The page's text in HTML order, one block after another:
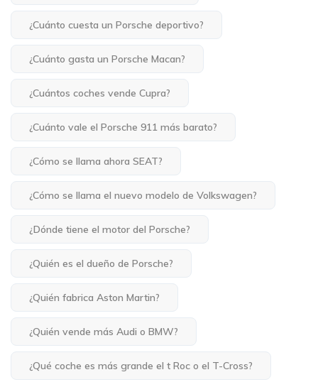
¿Cuánto cuesta un Porsche deportivo?
¿Cuánto gasta un Porsche Macan?
¿Cuántos coches vende Cupra?
¿Cuánto vale el Porsche 911 más barato?
¿Cómo se llama ahora SEAT?
¿Cómo se llama el nuevo modelo de Volkswagen?
¿Dónde tiene el motor del Porsche?
¿Quién es el dueño de Porsche?
¿Quién fabrica Aston Martin?
¿Quién vende más Audi o BMW?
¿Qué coche es más grande el t Roc o el T-Cross?